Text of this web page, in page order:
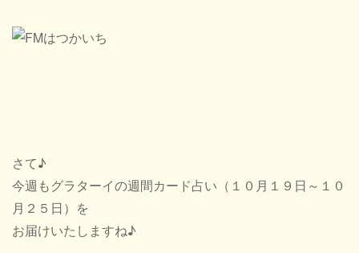
さて♪
今週もグラターイの週間カード占い（１０月１９日～１０
月２５日）を
お届けいたしますね♪